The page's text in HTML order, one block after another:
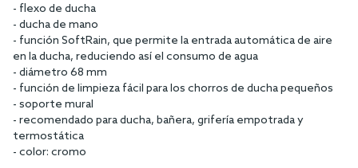
- flexo de ducha
- ducha de mano
- función SoftRain, que permite la entrada automática de aire
en la ducha, reduciendo así el consumo de agua
- diámetro 68 mm
- función de limpieza fácil para los chorros de ducha pequeños
- soporte mural
- recomendado para ducha, bañera, grifería empotrada y
termostática
- color: cromo